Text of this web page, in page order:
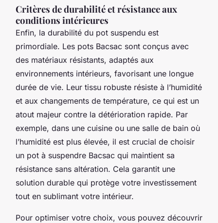
Critères de durabilité et résistance aux
conditions intérieures
Enfin, la durabilité du pot suspendu est
primordiale. Les pots Bacsac sont conçus avec
des matériaux résistants, adaptés aux
environnements intérieurs, favorisant une longue
durée de vie. Leur tissu robuste résiste à l’humidité
et aux changements de température, ce qui est un
atout majeur contre la détérioration rapide. Par
exemple, dans une cuisine ou une salle de bain où
l’humidité est plus élevée, il est crucial de choisir
un pot à suspendre Bacsac qui maintient sa
résistance sans altération. Cela garantit une
solution durable qui protège votre investissement
tout en sublimant votre intérieur.
Pour optimiser votre choix, vous pouvez découvrir